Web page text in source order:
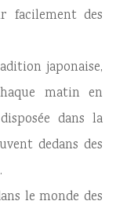
facilement des
japonaise,
matin en
dans la
dedans des